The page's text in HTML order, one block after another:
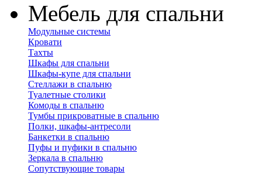
Мебель для спальни
Модульные системы
Кровати
Тахты
Шкафы для спальни
Шкафы-купе для спальни
Стеллажи в спальню
Туалетные столики
Комоды в спальню
Тумбы прикроватные в спальню
Полки, шкафы-антресоли
Банкетки в спальню
Пуфы и пуфики в спальню
Зеркала в спальню
Сопутствующие товары